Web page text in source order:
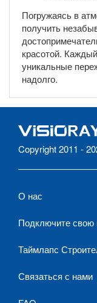
Погружаясь в
получить
красотой.
уникальные
надолго.
Copyright 2011 -
О нас
Подключите свою
Таймлапс
Связаться с нами